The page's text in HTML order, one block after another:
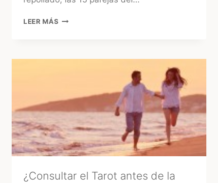
LEER MÁS 15
EL
DE
LA
TRADICIONAL
¿Consultar el Tarot antes de la